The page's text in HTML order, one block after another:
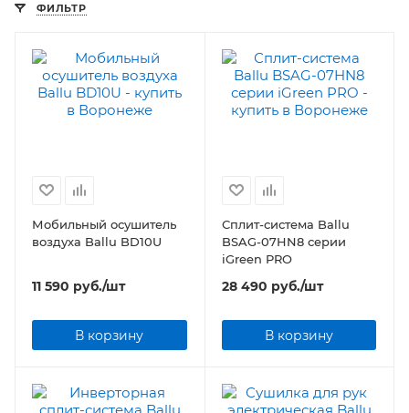
ФИЛЬТР
Мобильный осушитель
воздуха Ballu BD10U
11 590 руб./шт
В корзину
Сплит-система Ballu
BSAG-07HN8 серии
iGreen PRO
28 490 руб./шт
В корзину